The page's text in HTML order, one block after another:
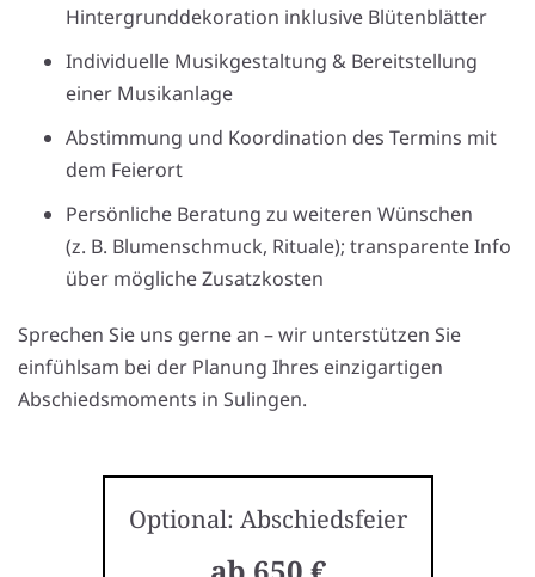
Hintergrunddekoration inklusive Blütenblätter
Individuelle Musikgestaltung & Bereitstellung
einer Musikanlage
Abstimmung und Koordination des Termins mit
dem Feierort
Persönliche Beratung zu weiteren Wünschen
(z. B. Blumenschmuck, Rituale); transparente Info
über mögliche Zusatzkosten
Sprechen Sie uns gerne an – wir unterstützen Sie
einfühlsam bei der Planung Ihres einzigartigen
Abschiedsmoments in Sulingen.
Optional: Abschiedsfeier